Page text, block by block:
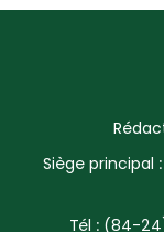
Siège principal
Tél : (84-